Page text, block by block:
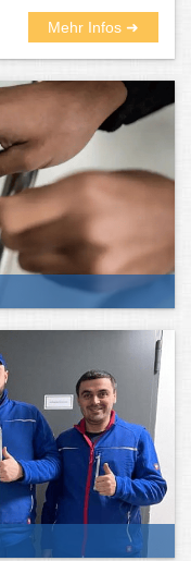
Mehr Infos ➜